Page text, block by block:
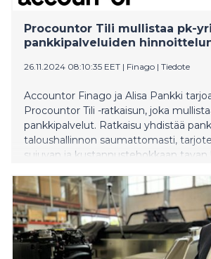
Procountor Tili mullistaa pk-
pankkipalveluiden
26.11.2024 08:10:35 EET | Finago | Tiedote
Accountor Finago ja Alisa Pankki
Procountor Tili -ratkaisun, joka
pankkipalvelut. Ratkaisu yhdistää
taloushallinnon saumattomasti,
sujuvan ja kustannustehokkaan tavan